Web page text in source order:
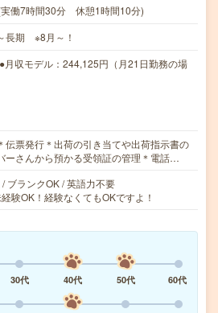
働7時間30分 休憩1時間10分)
長期 ※8月～！
収モデル：244,125円（月21日勤務の場
伝票発行＊出荷の引き当てや出荷指示書の
ーさんから預かる受領証の管理＊電話…
ブランクOK / 英語力不要
験OK！経験なくてもOKですよ！
30代 40代 50代
60代